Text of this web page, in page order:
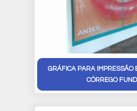
GRÁFICA PARA IMPRESSÃO
CÓRREGO